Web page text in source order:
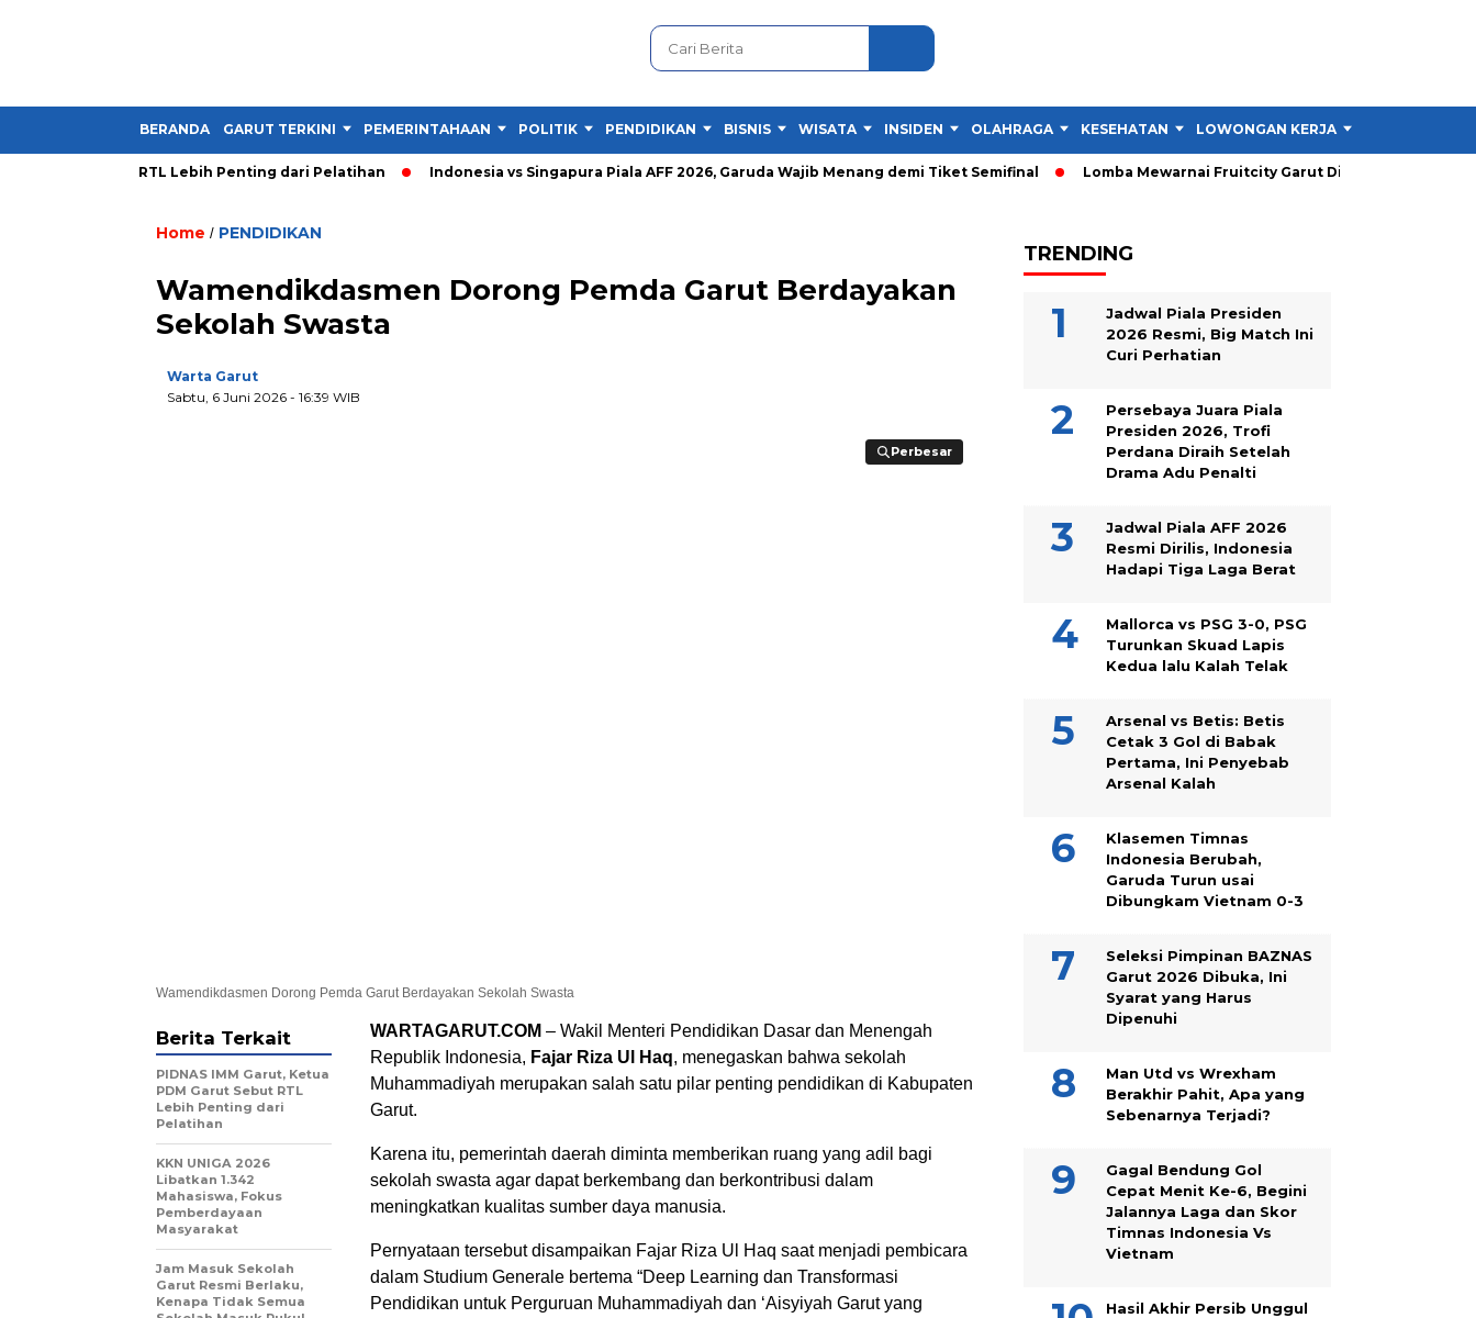
BERANDA GARUT TERKINI PEMERINTAHAAN POLITIK PENDIDIKAN BISNIS WISATA INSIDEN OLAHRAGA KESEHATAN LOWONGAN KERJA
Garut Sebut RTL Lebih Penting dari Pelatihan Indonesia vs Singapura Piala AFF 2026, Garuda Wajib Menang demi Tiket Semifinal Lomba Mewarnai Fruitcity Garut Dibuka, Anak Dapat Main
Home / PENDIDIKAN
Wamendikdasmen Dorong Pemda Garut Berdayakan
Sekolah Swasta
Warta Garut
Sabtu, 6 Juni 2026 - 16:39 WIB
Perbesar
Perbesar
Wamendikdasmen Dorong Pemda Garut Berdayakan Sekolah Swasta
WARTAGARUT.COM – Wakil Menteri Pendidikan Dasar dan Menengah
Republik Indonesia, Fajar Riza Ul Haq, menegaskan bahwa sekolah
Muhammadiyah merupakan salah satu pilar penting pendidikan di Kabupaten
Garut.
Karena itu, pemerintah daerah diminta memberikan ruang yang adil bagi
sekolah swasta agar dapat berkembang dan berkontribusi dalam
meningkatkan kualitas sumber daya manusia.
Pernyataan tersebut disampaikan Fajar Riza Ul Haq saat menjadi pembicara
dalam Studium Generale bertema “Deep Learning dan Transformasi
Pendidikan untuk Perguruan Muhammadiyah dan ‘Aisyiyah Garut yang
Berita Terkait
PIDNAS IMM Garut, Ketua
PDM Garut Sebut RTL
Lebih Penting dari
Pelatihan
KKN UNIGA 2026
Libatkan 1.342
Mahasiswa, Fokus
Pemberdayaan
Masyarakat
Jam Masuk Sekolah
Garut Resmi Berlaku,
Kenapa Tidak Semua
TRENDING
Jadwal Piala Presiden
2026 Resmi, Big Match Ini
Curi Perhatian
Persebaya Juara Piala
Presiden 2026, Trofi
Perdana Diraih Setelah
Drama Adu Penalti
Jadwal Piala AFF 2026
Resmi Dirilis, Indonesia
Hadapi Tiga Laga Berat
Mallorca vs PSG 3-0, PSG
Turunkan Skuad Lapis
Kedua lalu Kalah Telak
Arsenal vs Betis: Betis
Cetak 3 Gol di Babak
Pertama, Ini Penyebab
Arsenal Kalah
Klasemen Timnas
Indonesia Berubah,
Garuda Turun usai
Dibungkam Vietnam 0-3
Seleksi Pimpinan BAZNAS
Garut 2026 Dibuka, Ini
Syarat yang Harus
Dipenuhi
Man Utd vs Wrexham
Berakhir Pahit, Apa yang
Sebenarnya Terjadi?
Gagal Bendung Gol
Cepat Menit Ke-6, Begini
Jalannya Laga dan Skor
Timnas Indonesia Vs
Vietnam
Hasil Akhir Persib Unggul